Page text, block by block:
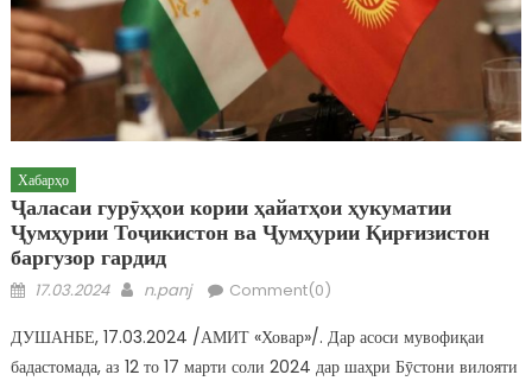
Хабарҳо
Ҷаласаи гурӯҳҳои кории ҳайатҳои ҳукуматии
Ҷумҳурии Тоҷикистон ва Ҷумҳурии Қирғизистон
баргузор гардид
Posted on
17.03.2024 Author
n.panj Comment(0)
ДУШАНБЕ, 17.03.2024 /АМИТ «Ховар»/. Дар асоси мувофиқаи
бадастомада, аз 12 то 17 марти соли 2024 дар шаҳри Бӯстони вилояти